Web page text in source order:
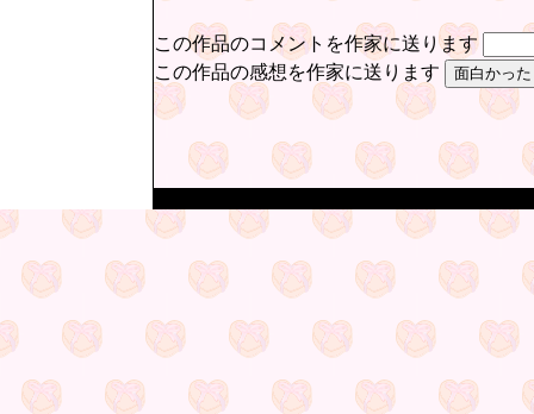
この作品のコメントを作家に送ります
この作品の感想を作家に送ります